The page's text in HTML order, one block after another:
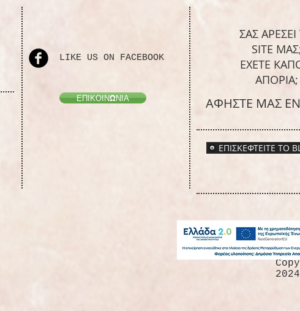
LIKE US ON FACEBOOK
ΕΠΙΚΟΙΝΩΝΙΑ
ΣΑΣ
SITE
ΕΧΕΤΕ
ΑΠΟΡΙΑ;
ΑΦΗΣΤΕ ΜΑΣ
ΕΠΙΣΚΕΦΤΕΙΤΕ ΤΟ
2024